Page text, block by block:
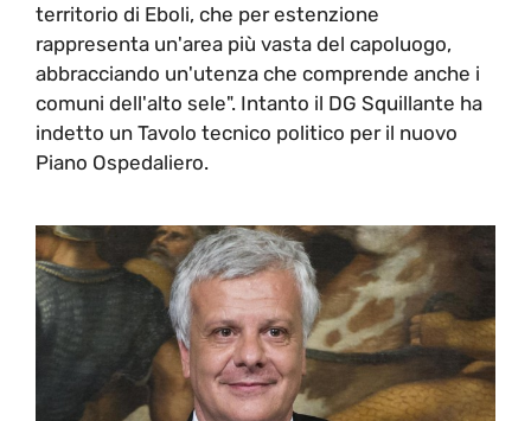
territorio di Eboli, che per estenzione
rappresenta un'area più vasta del capoluogo,
abbracciando un'utenza che comprende anche i
comuni dell'alto sele". Intanto il DG Squillante ha
indetto un Tavolo tecnico politico per il nuovo
Piano Ospedaliero.